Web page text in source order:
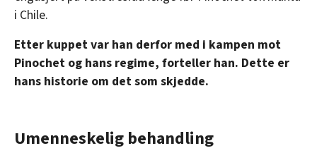
i Chile.
Etter kuppet var han derfor med i kampen mot
Pinochet og hans regime, forteller han. Dette er
hans historie om det som skjedde.
Umenneskelig behandling